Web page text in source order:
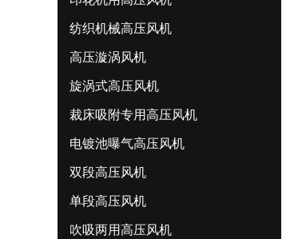
纺织机械高压风机
高压漩涡风机
旋涡式高压风机
裁床吸附专用高压风机
电镀池曝气高压风机
双段高压风机
单段高压风机
吹吸两用高压风机